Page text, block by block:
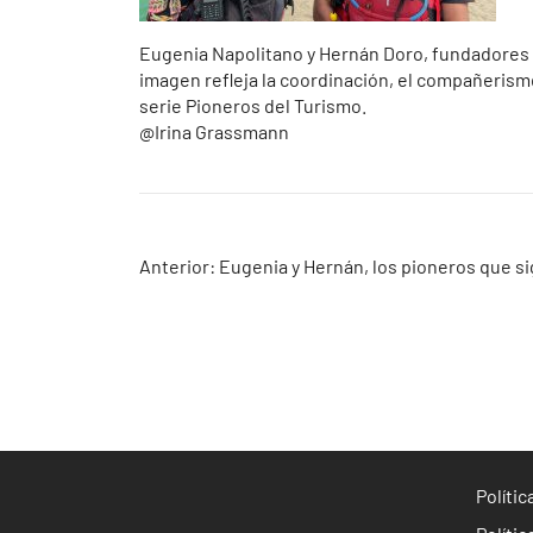
Eugenia Napolitano y Hernán Doro,
imagen refleja la coordinación, el
serie Pioneros del Turismo.
@Irina Grassmann
Navegación
Anterior: Eugenia y Hernán, los pioneros que